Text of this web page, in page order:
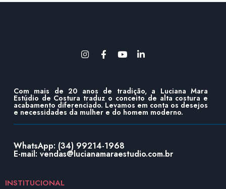
Com mais de 20 anos de tradição, a Luciana Mara
Estúdio de Costura traduz o conceito de alta costura e
acabamento diferenciado. Levamos em conta os desejos
e necessidades da mulher e do homem moderno.
WhatsApp: (34) 99214-1968
E-mail: vendas@lucianamaraestudio.com.br
INSTITUCIONAL